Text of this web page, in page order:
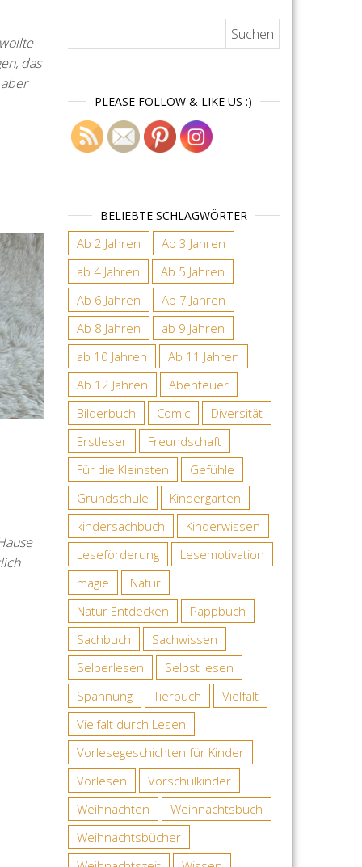
das
PLEASE FOLLOW & LIKE US :)
BELIEBTE SCHLAGWÖRTER
Ab 2 Jahren
Ab 3 Jahren
ab 4 Jahren
Ab 5 Jahren
Ab 6 Jahren
Ab 7 Jahren
Ab 8 Jahren
ab 9 Jahren
ab 10 Jahren
Ab 11 Jahren
Ab 12 Jahren
Abenteuer
Bilderbuch
Comic
Diversität
Erstleser
Freundschaft
Für die Kleinsten
Gefühle
Grundschule
Kindergarten
kindersachbuch
Kinderwissen
Leseförderung
Lesemotivation
magie
Natur
Natur Entdecken
Pappbuch
Sachbuch
Sachwissen
Selberlesen
Selbst lesen
Spannung
Tierbuch
Vielfalt
Vielfalt durch Lesen
Vorlesegeschichten für Kinder
Vorlesen
Vorschulkinder
Weihnachten
Weihnachtsbuch
Weihnachtsbücher